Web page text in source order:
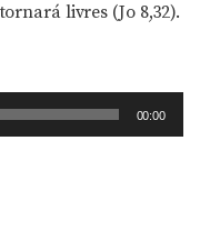
livres (Jo 8,32).
00:00